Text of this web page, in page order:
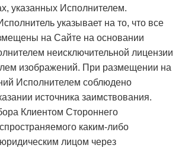
указанных Исполнителем.
указывает на то, что все
на Сайте на основании
неисключительной лицензии
изображений. При размещении на
Исполнителем соблюдено
источника заимствования.
Клиентом Стороннего
каким-либо
лицом через